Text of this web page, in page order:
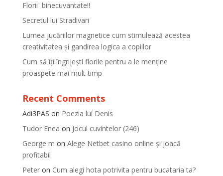
Florii binecuvantate!!
Secretul lui Stradivari
Lumea jucăriilor magnetice cum stimulează acestea
creativitatea și gandirea logica a copiilor
Cum să îți îngrijești florile pentru a le menține
proaspete mai mult timp
Recent Comments
Adi3PAS on Poezia lui Denis
Tudor Enea on Jocul cuvintelor (246)
George m on Alege Netbet casino online și joacă
profitabil
Peteron Cum alegi hota potrivita pentru bucataria ta?